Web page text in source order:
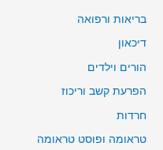
בריאות ורפואה
דיכאון
הורים וילדים
הפרעת קשב וריכוז
חרדות
טראומה ופוסט טראומה